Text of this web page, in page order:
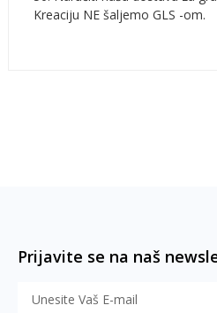
Kreaciju NE šaljemo GLS -om.
Prijavite se na naš